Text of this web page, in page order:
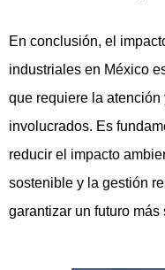
En conclusión, el
industriales en México
que requiere la
involucrados. Es
reducir el impacto
sostenible y la gestión
garantizar un futuro